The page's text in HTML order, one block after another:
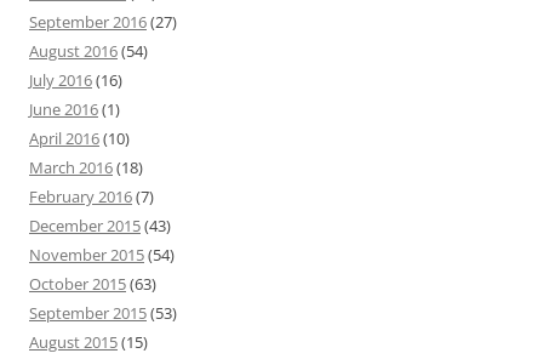
September 2016(27)
August 2016(54)
July 2016(16)
June 2016(1)
April 2016(10)
March 2016(18)
February 2016(7)
December 2015(43)
November 2015(54)
October 2015(63)
September 2015(53)
August 2015(15)